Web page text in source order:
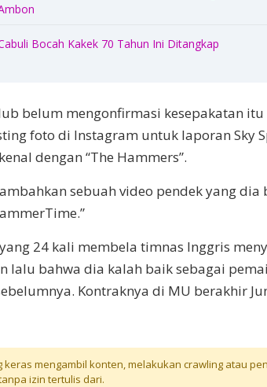
Bocah Kakek 70 Tahun Ini Ditangkap
belum mengonfirmasi kesepakatan
foto di Instagram untuk laporan Sky
dengan “The Hammers”.
sebuah video pendek yang dia
24 kali membela timnas Inggris
lalu bahwa dia kalah baik sebagai
Kontraknya di MU berakhir
keras mengambil konten, melakukan crawling atau
izin tertulis dari.